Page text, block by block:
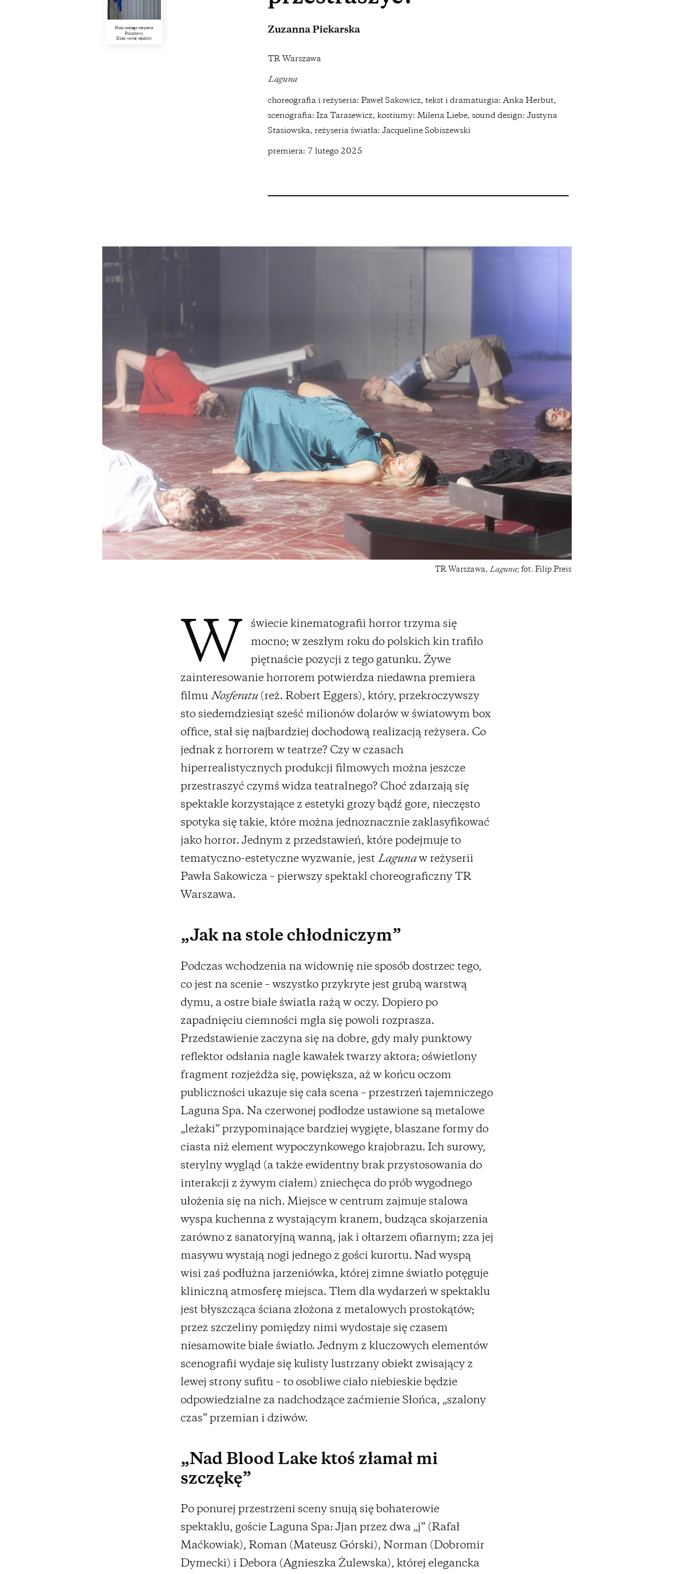
Nuda cudzego cierpienia
Psujzabawy
Dzieci wolnej republiki
Zuzanna Piekarska
TR Warszawa
Laguna
choreografia i reżyseria: Paweł Sakowicz, tekst i dramaturgia: Anka Herbut,
scenografia: Iza Tarasewicz, kostiumy: Milena Liebe, sound design: Justyna
Stasiowska, reżyseria światła: Jacqueline Sobiszewski
premiera: 7 lutego 2025
TR Warszawa, Laguna; fot. Filip Preis
W
świecie kinematografii horror trzyma się
mocno; w zeszłym roku do polskich kin trafiło
piętnaście pozycji z tego gatunku. Żywe
zainteresowanie horrorem potwierdza niedawna premiera
filmu Nosferatu(reż. Robert Eggers), który, przekroczywszy
sto siedemdziesiąt sześć milionów dolarów w światowym box
office, stał się najbardziej dochodową realizacją reżysera. Co
jednak z horrorem w teatrze? Czy w czasach
hiperrealistycznych produkcji filmowych można jeszcze
przestraszyć czymś widza teatralnego? Choć zdarzają się
spektakle korzystające z estetyki grozy bądź gore, nieczęsto
spotyka się takie, które można jednoznacznie zaklasyfikować
jako horror. Jednym z przedstawień, które podejmuje to
tematyczno-estetyczne wyzwanie, jest Lagunaw reżyserii
Pawła Sakowicza – pierwszy spektakl choreograficzny TR
Warszawa.
„Jak na stole chłodniczym”
Podczas wchodzenia na widownię nie sposób dostrzec tego,
co jest na scenie – wszystko przykryte jest grubą warstwą
dymu, a ostre białe światła rażą w oczy. Dopiero po
zapadnięciu ciemności mgła się powoli rozprasza.
Przedstawienie zaczyna się na dobre, gdy mały punktowy
reflektor odsłania nagle kawałek twarzy aktora; oświetlony
fragment rozjeżdża się, powiększa, aż w końcu oczom
publiczności ukazuje się cała scena – przestrzeń tajemniczego
Laguna Spa. Na czerwonej podłodze ustawione są metalowe
„leżaki” przypominające bardziej wygięte, blaszane formy do
ciasta niż element wypoczynkowego krajobrazu. Ich surowy,
sterylny wygląd (a także ewidentny brak przystosowania do
interakcji z żywym ciałem) zniechęca do prób wygodnego
ułożenia się na nich. Miejsce w centrum zajmuje stalowa
wyspa kuchenna z wystającym kranem, budząca skojarzenia
zarówno z sanatoryjną wanną, jak i ołtarzem ofiarnym; zza jej
masywu wystają nogi jednego z gości kurortu. Nad wyspą
wisi zaś podłużna jarzeniówka, której zimne światło potęguje
kliniczną atmosferę miejsca. Tłem dla wydarzeń w spektaklu
jest błyszcząca ściana złożona z metalowych prostokątów;
przez szczeliny pomiędzy nimi wydostaje się czasem
niesamowite białe światło. Jednym z kluczowych elementów
scenografii wydaje się kulisty lustrzany obiekt zwisający z
lewej strony sufitu – to osobliwe ciało niebieskie będzie
odpowiedzialne za nadchodzące zaćmienie Słońca, „szalony
czas” przemian i dziwów.
„Nad Blood Lake ktoś złamał mi
szczękę”
Po ponurej przestrzeni sceny snują się bohaterowie
spektaklu, goście Laguna Spa: Jjan przez dwa „j” (Rafał
Maćkowiak), Roman (Mateusz Górski), Norman (Dobromir
Dymecki) i Debora (Agnieszka Żulewska), której elegancka